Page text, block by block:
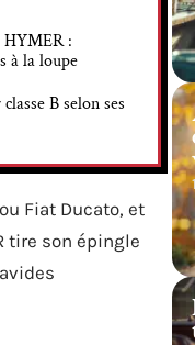
HYMER :
à la loupe
B selon ses
Fiat Ducato, et
tire son épingle